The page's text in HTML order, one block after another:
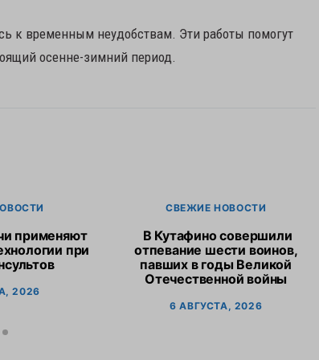
к временным неудобствам. Эти работы помогут
осенне-зимний период.
применяют
при
2026
СВЕЖИЕ НОВОСТИ
В Кутафино совершили
отпевание шести воинов,
павших в годы Великой
Отечественной войны
6 АВГУСТА, 2026